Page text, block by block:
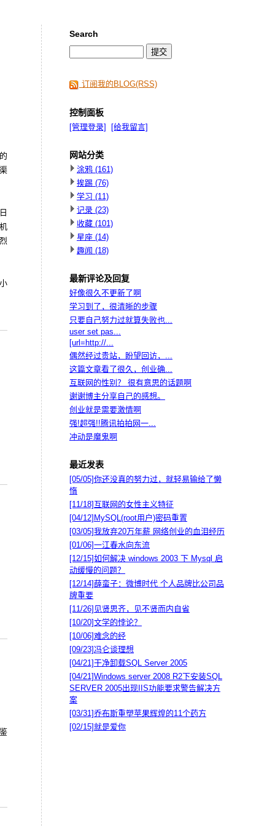
Search
订阅我的BLOG(RSS)
控制面板
[管理登录] [给我留言]
网站分类
涂鸦(161)
挨踢(76)
学习 (11)
记录(23)
收藏(101)
星座(14)
趣闻 (18)
最新评论及回复
好像很久不更新了啊
学习到了，很清晰的步骤
只要自己努力过就算失败也...
user set pas...
[url=http://...
偶然经过贵站，盼望回访，...
这篇文章看了很久，创业确...
互联网的性别？ 很有意思的话题啊
谢谢博主分享自己的感想。
创业就是需要激情啊
强!超强!!腾讯拍拍网一...
冲动是魔鬼啊
最近发表
[05/05]你还没真的努力过，就轻易输给了懒
惰
[11/18]互联网的女性主义特征
[04/12]MySQL(root用户)密码重置
[03/05]我放弃20万年薪 网络创业的血泪经历
[01/06]一江春水向东流
[12/15]如何解决 windows 2003 下 Mysql 启
动缓慢的问题？
[12/14]薛蛮子：微博时代 个人品牌比公司品
牌重要
[11/26] 见贤思齐，见不贤而内自省
[10/20]文学的悖论？
[10/06]难念的经
[09/23]冯仑谈理想
[04/21]干净卸载SQL Server 2005
[04/21]Windows server 2008 R2下安装SQL
SERVER 2005出现IIS功能要求警告解决方
案
[03/31]乔布斯重塑苹果辉煌的11个药方
[02/15]就是爱你